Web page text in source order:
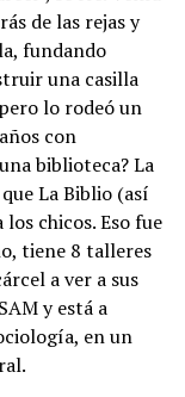
de las rejas y
fundando
una casilla
lo rodeó un
con
biblioteca? La
La Biblio (así
chicos. Eso fue
tiene 8 talleres
a ver a sus
y está a
en un